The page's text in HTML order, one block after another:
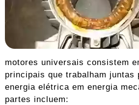
motores universais consistem
principais que trabalham juntas
energia elétrica em energia
partes incluem: